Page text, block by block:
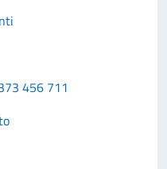
456 711